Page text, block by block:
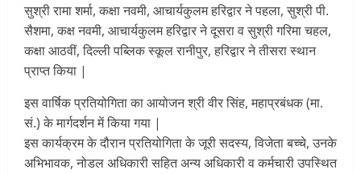
सुश्री रामा शर्मा, कक्षा नवमी, आचार्यकुलम हरिद्वार ने पहला, सुश्री पी.
सैशमा, कक्ष नवमी, आचार्यकुलम हरिद्वार ने दूसरा व सुश्री गरिमा चहल,
कक्षा आठवीं, दिल्ली पब्लिक स्कूल रानीपुर, हरिद्वार ने तीसरा स्थान
प्राप्त किया |
इस वार्षिक प्रतियोगिता का आयोजन श्री वीर सिंह, महाप्रबंधक (मा.
सं.) के मार्गदर्शन में किया गया |
इस कार्यक्रम के दौरान प्रतियोगिता के जूरी सदस्य, विजेता बच्चे, उनके
अभिभावक, नोडल अधिकारी सहित अन्य अधिकारी व कर्मचारी उपस्थित